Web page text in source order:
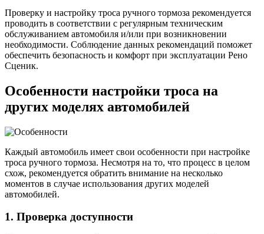
Проверку и настройку троса ручного тормоза рекомендуется
проводить в соответствии с регулярным техническим
обслуживанием автомобиля и/или при возникновении
необходимости. Соблюдение данных рекомендаций поможет
обеспечить безопасность и комфорт при эксплуатации Рено
Сценик.
Особенности настройки троса на
других моделях автомобилей
Каждый автомобиль имеет свои особенности при настройке
троса ручного тормоза. Несмотря на то, что процесс в целом
схож, рекомендуется обратить внимание на несколько
моментов в случае использования других моделей
автомобилей.
1. Проверка доступности